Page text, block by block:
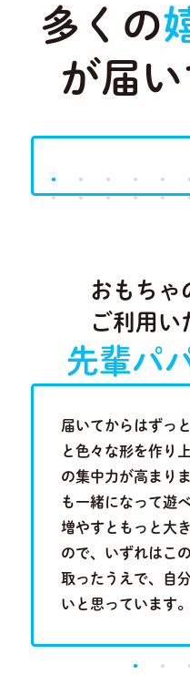
多くの
が届
おもちゃ
ご利用い
先輩パ
届いてからはずっ
と色々な形を作り
の集中力が高まり
も一緒になって遊
増やすともっと大
ので、いずれはこ
取ったうえで、自
いと思っています。